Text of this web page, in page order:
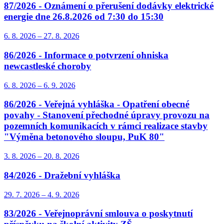
87/2026 - Oznámení o přerušení dodávky elektrické
energie dne 26.8.2026 od 7:30 do 15:30
6. 8. 2026 – 27. 8. 2026
86/2026 - Informace o potvrzení ohniska
newcastleské choroby
6. 8. 2026 – 6. 9. 2026
86/2026 - Veřejná vyhláška - Opatření obecné
povahy - Stanovení přechodné úpravy provozu na
pozemních komunikacích v rámci realizace stavby
"Výměna betonového sloupu, PuK 80"
3. 8. 2026 – 20. 8. 2026
84/2026 - Dražební vyhláška
29. 7. 2026 – 4. 9. 2026
83/2026 - Veřejnoprávní smlouva o poskytnutí